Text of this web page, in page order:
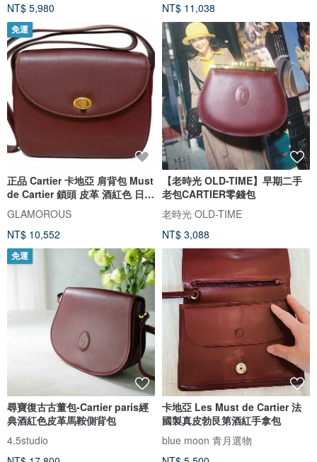
NT$ 5,980
NT$ 11,038
免運
正品 Cartier 卡地亞 肩背包 Must
de Cartier 鎖頭 皮革 酒紅色 日本
直送
GLAMOROUS
NT$ 10,552
【老時光 OLD-TIME】早期二手
老包CARTIER零錢包
老時光 OLD-TIME
NT$ 3,088
免運
尋寶復古古董包-Cartier paris經
典酒紅色皮革馬鞍側背包
4.5studio
卡地亞 Les Must de Cartier 法
國製真皮勃艮第酒紅手拿包
blue moon 青月選物